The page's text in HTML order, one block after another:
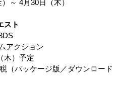
～ 4月30日（木）
スト
アクション
木）予定
（パッケージ版／ダウンロード